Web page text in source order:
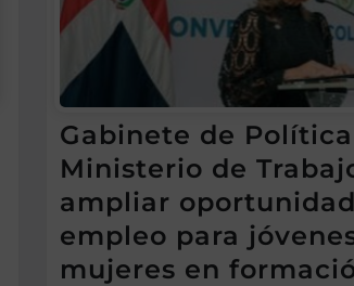
Gabinete de
Ministerio de
ampliar
empleo para
mujeres en